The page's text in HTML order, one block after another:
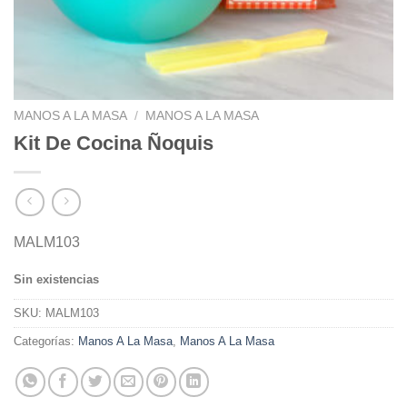
MANOS A LA MASA / MANOS A LA MASA
Kit De Cocina Ñoquis
MALM103
Sin existencias
SKU: MALM103
Categorías: Manos A La Masa, Manos A La Masa